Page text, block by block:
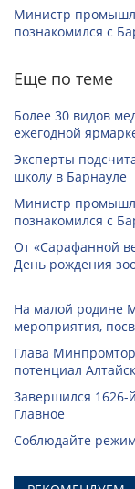
Министр
познакомился с
Еще по теме
Более 30 видов
ежегодной
Эксперты
школу в Барнауле
Министр
познакомился с
От «Сарафанной
День рождения
На малой родине
мероприятия,
Глава
потенциал
Завершился
Главное
Соблюдайте